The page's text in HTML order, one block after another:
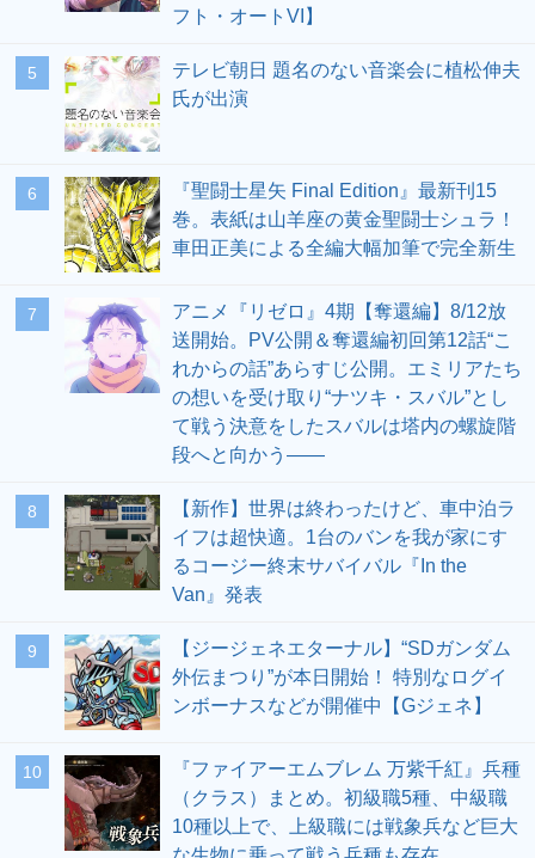
フト・オートVI】
5
テレビ朝日 題名のない音楽会に植松伸夫
氏が出演
6
『聖闘士星矢 Final Edition』最新刊15
巻。表紙は山羊座の黄金聖闘士シュラ！
車田正美による全編大幅加筆で完全新生
7
アニメ『リゼロ』4期【奪還編】8/12放
送開始。PV公開＆奪還編初回第12話“こ
れからの話”あらすじ公開。エミリアたち
の想いを受け取り“ナツキ・スバル”とし
て戦う決意をしたスバルは塔内の螺旋階
段へと向かう――
8
【新作】世界は終わったけど、車中泊ラ
イフは超快適。1台のバンを我が家にす
るコージー終末サバイバル『In the
Van』発表
9
【ジージェネエターナル】“SDガンダム
外伝まつり”が本日開始！ 特別なログイ
ンボーナスなどが開催中【Gジェネ】
10
『ファイアーエムブレム 万紫千紅』兵種
（クラス）まとめ。初級職5種、中級職
10種以上で、上級職には戦象兵など巨大